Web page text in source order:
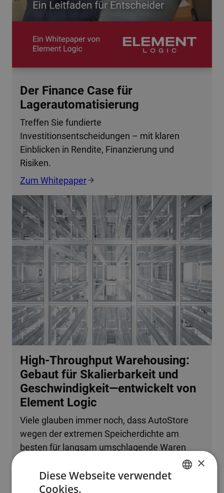
Der Finance Case für
Lagerautomatisierung
Treffen Sie fundierte
Investitionsentscheidungen – mit klaren
Einblicken in Rendite, Finanzierung und
Risiken.
Zum Whitepaper
High-Throughput Warehousing:
Gebaut für Skalierbarkeit und
Geschwindigkeit—entwickelt von
Element Logic
Viele glauben immer noch, dass AutoStore
wegen der extremen Speicherdichte am
besten für langsam umschlagende Waren
oder kleine Betriebe geeignet ist. Tatsache ist,
dass das System problemlos mehrere
zehntausend Bestellzeilen pro Stunde
×
Diese Webseite verwendet
Cookies.